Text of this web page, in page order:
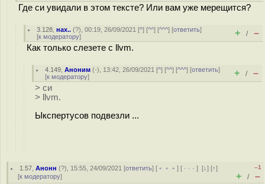
Где си увидали в этом тексте? Или вам уже мерещится?
3.128 ,нах.. (?), 00:19, 26/09/2021 [^] [^^] [^^^] [ответить]
[к модератору] + / –
Как только слезете с llvm.
4.149 ,Аноним (-), 13:42, 26/09/2021 [^] [^^] [^^^] [ответить]
[к модератору] + / –
> си
> llvm.
Ыкспертусов подвезли ...
1.57 ,Анонн (?), 15:55, 24/09/2021 [ответить] [ ﹢﹢﹢] [ · · ·][↓] [↑]
[к модератору]
–1
+ / –